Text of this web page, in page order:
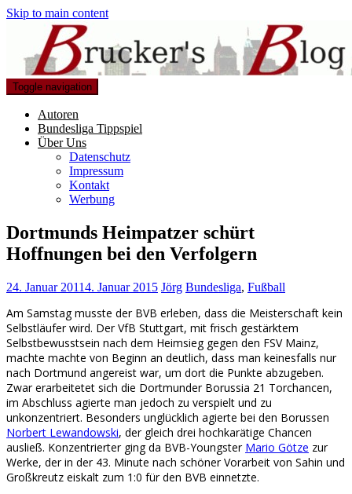
Skip to main content
Toggle navigation
Autoren
Bundesliga Tippspiel
Über Uns
Datenschutz
Impressum
Kontakt
Werbung
Dortmunds Heimpatzer schürt
Hoffnungen bei den Verfolgern
24. Januar 20114. Januar 2015 Jörg Bundesliga, Fußball
Am Samstag musste der BVB erleben, dass die Meisterschaft kein
Selbstläufer wird. Der VfB Stuttgart, mit frisch gestärktem
Selbstbewusstsein nach dem Heimsieg gegen den FSV Mainz,
machte machte von Beginn an deutlich, dass man keinesfalls nur
nach Dortmund angereist war, um dort die Punkte abzugeben.
Zwar erarbeitetet sich die Dortmunder Borussia 21 Torchancen,
im Abschluss agierte man jedoch zu verspielt und zu
unkonzentriert. Besonders unglücklich agierte bei den Borussen
Norbert Lewandowski, der gleich drei hochkarätige Chancen
ausließ. Konzentrierter ging da BVB-Youngster Mario Götze zur
Werke, der in der 43. Minute nach schöner Vorarbeit von Sahin und
Großkreutz eiskalt zum 1:0 für den BVB einnetzte.